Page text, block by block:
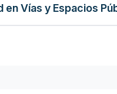
Vías y Espacios